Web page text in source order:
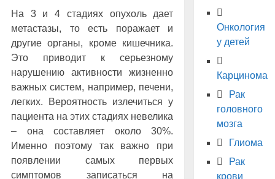
На 3 и 4 стадиях опухоль дает
метастазы, то есть поражает и
другие органы, кроме кишечника.
Это приводит к серьезному
нарушению активности жизненно
важных систем, например, печени,
легких. Вероятность излечиться у
пациента на этих стадиях невелика
– она составляет около 30%.
Именно поэтому так важно при
появлении самых первых
симптомов записаться на
Онкология
у детей
Карцинома
Рак
головного
мозга
Глиома
Рак
крови